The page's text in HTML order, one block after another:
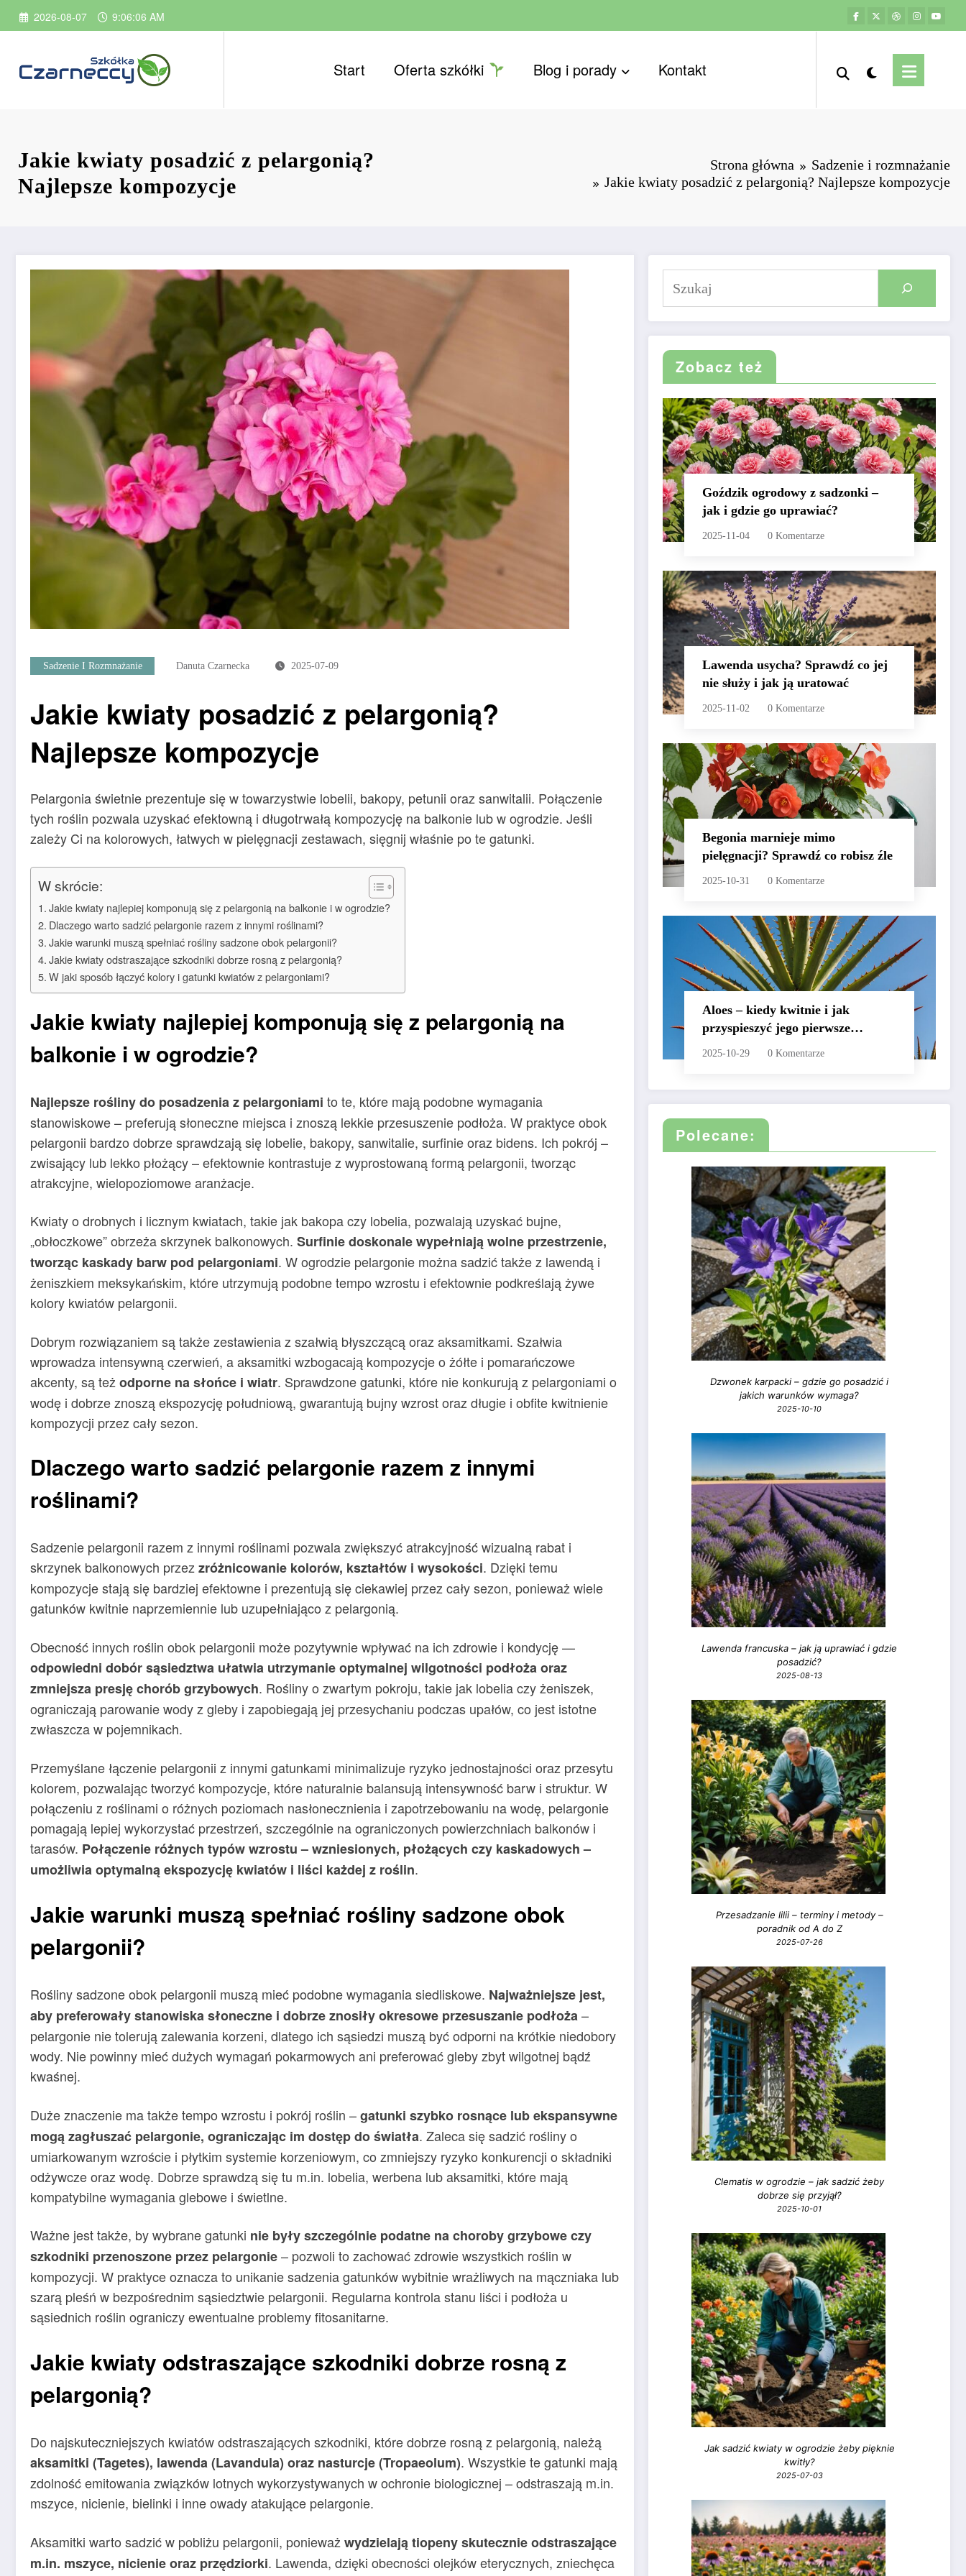
Przejdź 2026-08-07 9:06:07 AM
Start Oferta szkółki Blog i porady Kontakt
Jakie kwiaty posadzić z pelargonią?
Najlepsze kompozycje
Strona główna
Sadzenie i rozmnażanie
Jakie kwiaty posadzić z pelargonią? Najlepsze kompozycje
Sadzenie I Rozmnażanie Danuta Czarnecka 2025-07-09
Jakie kwiaty posadzić z pelargonią?
Najlepsze kompozycje
Pelargonia świetnie prezentuje się w towarzystwie lobelii, bakopy, petunii oraz sanwitalii. Połączenie
tych roślin pozwala uzyskać efektowną i długotrwałą kompozycję na balkonie lub w ogrodzie. Jeśli
zależy Ci na kolorowych, łatwych w pielęgnacji zestawach, sięgnij właśnie po te gatunki.
W skrócie:
Jakie kwiaty najlepiej komponują się z pelargonią na balkonie i w ogrodzie?
Dlaczego warto sadzić pelargonie razem z innymi roślinami?
Jakie warunki muszą spełniać rośliny sadzone obok pelargonii?
Jakie kwiaty odstraszające szkodniki dobrze rosną z pelargonią?
W jaki sposób łączyć kolory i gatunki kwiatów z pelargoniami?
Jakie kwiaty najlepiej komponują się z pelargonią na
balkonie i w ogrodzie?
Najlepsze rośliny do posadzenia z pelargoniami to te, które mają podobne wymagania
stanowiskowe – preferują słoneczne miejsca i znoszą lekkie przesuszenie podłoża. W praktyce obok
pelargonii bardzo dobrze sprawdzają się lobelie, bakopy, sanwitalie, surfinie oraz bidens. Ich pokrój –
zwisający lub lekko płożący – efektownie kontrastuje z wyprostowaną formą pelargonii, tworząc
atrakcyjne, wielopoziomowe aranżacje.
Kwiaty o drobnych i licznym kwiatach, takie jak bakopa czy lobelia, pozwalają uzyskać bujne,
„obłoczkowe” obrzeża skrzynek balkonowych. Surfinie doskonale wypełniają wolne przestrzenie,
tworząc kaskady barw pod pelargoniami. W ogrodzie pelargonie można sadzić także z lawendą i
żeniszkiem meksykańskim, które utrzymują podobne tempo wzrostu i efektownie podkreślają żywe
kolory kwiatów pelargonii.
Dobrym rozwiązaniem są także zestawienia z szałwią błyszczącą oraz aksamitkami. Szałwia
wprowadza intensywną czerwień, a aksamitki wzbogacają kompozycje o żółte i pomarańczowe
akcenty, są też odporne na słońce i wiatr. Sprawdzone gatunki, które nie konkurują z pelargoniami o
wodę i dobrze znoszą ekspozycję południową, gwarantują bujny wzrost oraz długie i obfite kwitnienie
kompozycji przez cały sezon.
Dlaczego warto sadzić pelargonie razem z innymi
roślinami?
Sadzenie pelargonii razem z innymi roślinami pozwala zwiększyć atrakcyjność wizualną rabat i
skrzynek balkonowych przezzróżnicowanie kolorów, kształtów i wysokości. Dzięki temu
kompozycje stają się bardziej efektowne i prezentują się ciekawiej przez cały sezon, ponieważ wiele
gatunków kwitnie naprzemiennie lub uzupełniająco z pelargonią.
Obecność innych roślin obok pelargonii może pozytywnie wpływać na ich zdrowie i kondycję —
odpowiedni dobór sąsiedztwa ułatwia utrzymanie optymalnej wilgotności podłoża oraz
zmniejsza presję chorób grzybowych. Rośliny o zwartym pokroju, takie jak lobelia czy żeniszek,
ograniczają parowanie wody z gleby i zapobiegają jej przesychaniu podczas upałów, co jest istotne
zwłaszcza w pojemnikach.
Przemyślane łączenie pelargonii z innymi gatunkami minimalizuje ryzyko jednostajności oraz przesytu
kolorem, pozwalając tworzyć kompozycje, które naturalnie balansują intensywność barw i struktur. W
połączeniu z roślinami o różnych poziomach nasłonecznienia i zapotrzebowaniu na wodę, pelargonie
pomagają lepiej wykorzystać przestrzeń, szczególnie na ograniczonych powierzchniach balkonów i
tarasów. Połączenie różnych typów wzrostu – wzniesionych, płożących czy kaskadowych –
umożliwia optymalną ekspozycję kwiatów i liści każdej z roślin.
Jakie warunki muszą spełniać rośliny sadzone obok
pelargonii?
Rośliny sadzone obok pelargonii muszą mieć podobne wymagania siedliskowe. Najważniejsze jest,
aby preferowały stanowiska słoneczne i dobrze znosiły okresowe przesuszanie podłoża–
pelargonie nie tolerują zalewania korzeni, dlatego ich sąsiedzi muszą być odporni na krótkie niedobory
wody. Nie powinny mieć dużych wymagań pokarmowych ani preferować gleby zbyt wilgotnej bądź
kwaśnej.
Duże znaczenie ma także tempo wzrostu i pokrój roślin –gatunki szybko rosnące lub ekspansywne
mogą zagłuszać pelargonie, ograniczając im dostęp do światła. Zaleca się sadzić rośliny o
umiarkowanym wzroście i płytkim systemie korzeniowym, co zmniejszy ryzyko konkurencji o składniki
odżywcze oraz wodę. Dobrze sprawdzą się tu m.in. lobelia, werbena lub aksamitki, które mają
kompatybilne wymagania glebowe i świetlne.
Ważne jest także, by wybrane gatunki nie były szczególnie podatne na choroby grzybowe czy
szkodniki przenoszone przez pelargonie– pozwoli to zachować zdrowie wszystkich roślin w
kompozycji. W praktyce oznacza to unikanie sadzenia gatunków wybitnie wrażliwych na mączniaka lub
szarą pleśń w bezpośrednim sąsiedztwie pelargonii. Regularna kontrola stanu liści i podłoża u
sąsiednich roślin ograniczy ewentualne problemy fitosanitarne.
Jakie kwiaty odstraszające szkodniki dobrze rosną z
pelargonią?
Do najskuteczniejszych kwiatów odstraszających szkodniki, które dobrze rosną z pelargonią, należą
aksamitki (Tagetes), lawenda (Lavandula) oraz nasturcje (Tropaeolum). Wszystkie te gatunki mają
zdolność emitowania związków lotnych wykorzystywanych w ochronie biologicznej – odstraszają m.in.
mszyce, nicienie, bielinki i inne owady atakujące pelargonie.
Aksamitki warto sadzić w pobliżu pelargonii, ponieważ wydzielają tiopeny skutecznie odstraszające
m.in. mszyce, nicienie oraz przędziorki. Lawenda, dzięki obecności olejków eterycznych, zniechęca
Szukaj
Zobacz też
Goździk ogrodowy z sadzonki –
jak i gdzie go uprawiać?
2025-11-04 0 Komentarze
Lawenda usycha? Sprawdź co jej
nie służy i jak ją uratować
2025-11-02 0 Komentarze
Begonia marnieje mimo
pielęgnacji? Sprawdź co robisz źle
2025-10-31 0 Komentarze
Aloes – kiedy kwitnie i jak
przyspieszyć jego pierwsze
2025-10-29 0 Komentarze
Polecane:
Dzwonek karpacki – gdzie go posadzić i
jakich warunków wymaga?
2025-10-10
Lawenda francuska – jak ją uprawiać i gdzie
posadzić?
2025-08-13
Przesadzanie lilii – terminy i metody –
poradnik od A do Z
2025-07-26
Clematis w ogrodzie – jak sadzić żeby
dobrze się przyjął?
2025-10-01
Jak sadzić kwiaty w ogrodzie żeby pięknie
kwitły?
2025-07-03